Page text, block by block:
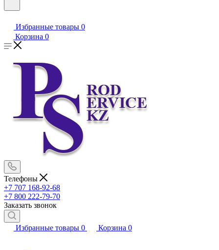
Избранные товары 0
Корзина 0
Телефоны
+7 707 168-92-68
+7 800 222-79-70
Заказать звонок
Избранные товары 0 Корзина 0